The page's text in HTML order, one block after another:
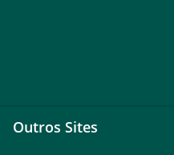
Outros Sites